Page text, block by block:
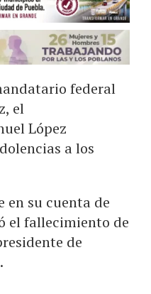
federal
el
López
a los
en su cuenta de
el fallecimiento de
de